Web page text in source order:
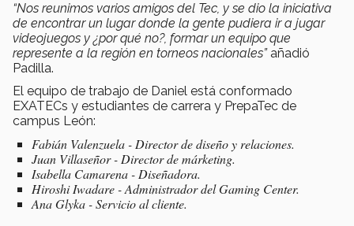
“Nos reunimos varios amigos del Tec, y se dio la iniciativa
de encontrar un lugar donde la gente pudiera ir a jugar
videojuegos y ¿por qué no?, formar un equipo que
represente a la región en torneos nacionales”añadió
Padilla.
El equipo de trabajo de Daniel está conformado
EXATECs y estudiantes de carrera y PrepaTec de
campus León:
Fabián Valenzuela - Director de diseño y relaciones.
Juan Villaseñor - Director de márketing.
Isabella Camarena - Diseñadora.
Hiroshi Iwadare - Administrador del Gaming Center.
Ana Glyka - Servicio al cliente.